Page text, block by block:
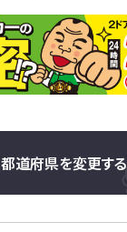
都道府県を変更する